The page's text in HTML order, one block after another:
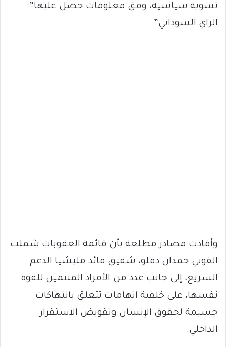
تسوية سياسية، وفق معلومات حصل عليها”
الراي السوداني”.
وأفادت مصادر مطلعة بأن قائمة العقوبات شملت
القوني حمدان دقلو، شقيق قائد مليشيا الدعم
السريع، إلى جانب عدد من الأفراد المنتمين للقوة
نفسها، على خلفية اتهامات تتعلق بانتهاكات
جسيمة لحقوق الإنسان وتقويض الاستقرار
الداخلي.